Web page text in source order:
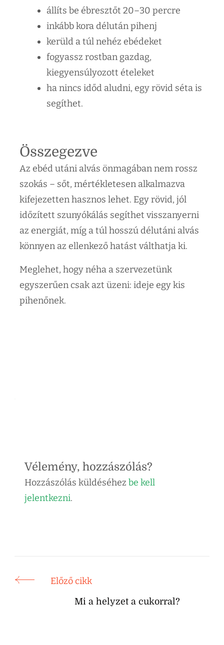
állíts be ébresztőt 20–30 percre
inkább kora délután pihenj
kerüld a túl nehéz ebédeket
fogyassz rostban gazdag,
kiegyensúlyozott ételeket
ha nincs időd aludni, egy rövid séta is
segíthet.
Összegezve
Az ebéd utáni alvás önmagában nem rossz
szokás – sőt, mértékletesen alkalmazva
kifejezetten hasznos lehet. Egy rövid, jól
időzített szunyókálás segíthet visszanyerni
az energiát, míg a túl hosszú délutáni alvás
könnyen az ellenkező hatást válthatja ki.
Meglehet, hogy néha a szervezetünk
egyszerűen csak azt üzeni: ideje egy kis
pihenőnek.
Vélemény, hozzászólás?
Hozzászólás küldéséhez be kell
jelentkezni.
Előző cikk
Mi a helyzet a cukorral?